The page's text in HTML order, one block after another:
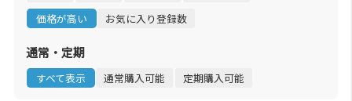
価格が高い
お気に入り登録数
通常・定期
すべて表示 通常購入可能 定期購入可能